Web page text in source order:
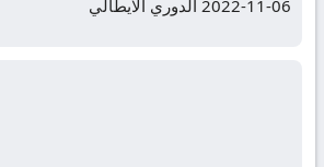
06-11-2022 الدوري الايطالي